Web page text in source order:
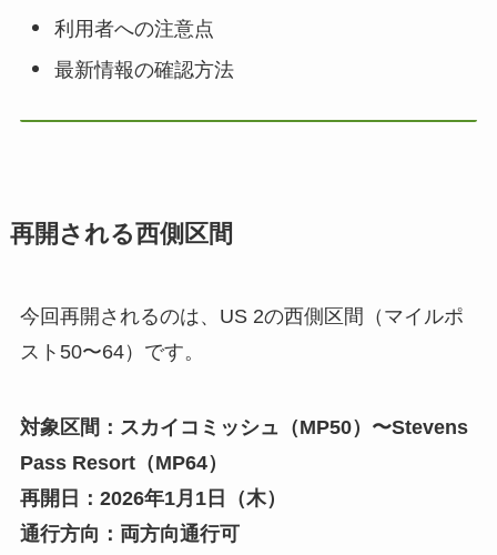
利用者への注意点
最新情報の確認方法
再開される西側区間
今回再開されるのは、US 2の西側区間（マイルポ
スト50〜64）です。
対象区間：スカイコミッシュ（MP50）〜Stevens
Pass Resort（MP64）
再開日：2026年1月1日（木）
通行方向：両方向通行可